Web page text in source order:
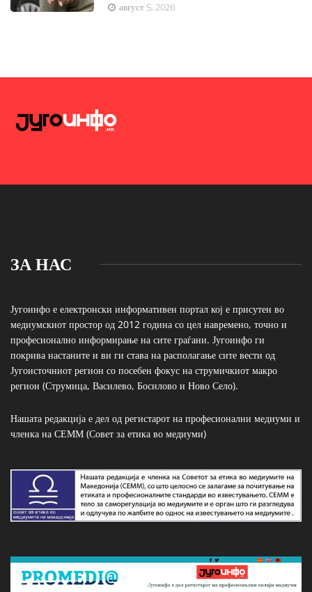
август 5, 2026
ЗА НАС
Југоинфо е електронски информативен портал кој е присутен во
медиумскиот простор од 2012 година со цел навремено, точно и
професионално информирање на сите граѓани. Југоинфо ги
покрива настаните и ви ги става на располагање сите вести од
Југоисточниот регион со посебен фокус на струмичкиот макро
регион (Струмица, Василево, Босилово и Ново Село).
Нашата редакција е дел од регистарот на професионални медиуми и
членка на СЕММ (Совет за етика во медиуми)